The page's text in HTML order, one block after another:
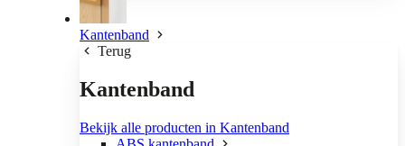
Kantenband
Terug
Kantenband
Bekijk alle producten in Kantenband